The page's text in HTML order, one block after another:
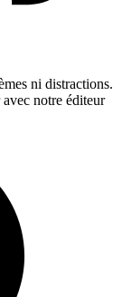
ni distractions.
notre éditeur